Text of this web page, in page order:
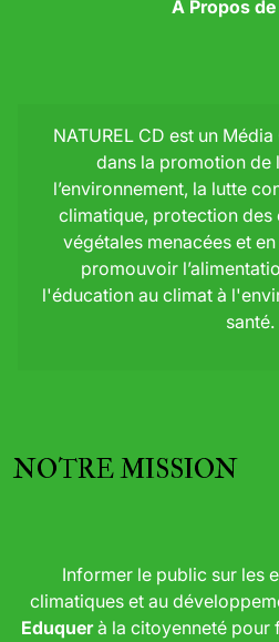
A Propos
NATUREL CD est un
dans la promotion de
l’environnement, la lutte
climatique, protection des
végétales menacées et
promouvoir
l'éducation au climat à
santé.
NOTRE MISSION
Informer le public sur les
climatiques et au
Eduquerà la citoyenneté pour